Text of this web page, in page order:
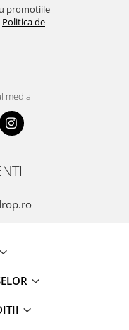
promotiile
Politica de
media